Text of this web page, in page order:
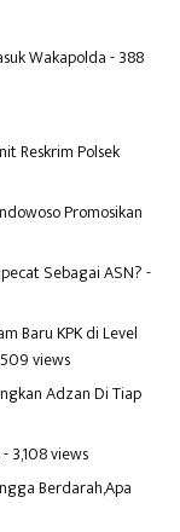
Wakapolda- 388
Reskrim Polsek
Promosikan
Sebagai ASN?-
Baru KPK di Level
views
Adzan Di Tiap
- 3,108 views
Berdarah,Apa